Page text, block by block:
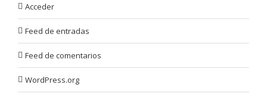
Acceder
Feed de entradas
Feed de comentarios
WordPress.org